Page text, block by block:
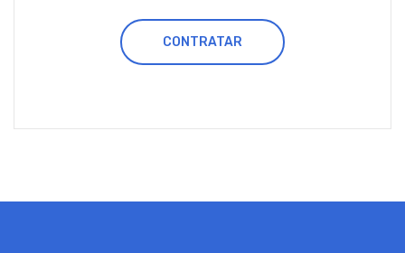
CONTRATAR